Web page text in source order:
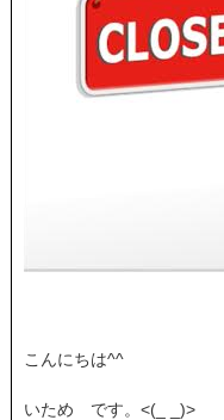
こんにちは^^
いため です。<(_ _)>